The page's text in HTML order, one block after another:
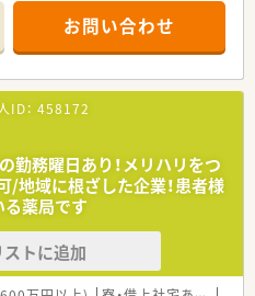
便性の充実した店舗運営で、
平均の3倍～5倍の売上を誇ってい
ッフのマネジメント、
ぞれの店舗に委譲しており、
もちろん、
を提供できるよう配慮している薬
にドラッグストア355店（内調剤併
す。
客様に必要とされる店舗を追究し
す。
お問い合わせ
ID： 458172
勤務曜日あり！メリハリをつ
域に根ざした企業！患者様
薬局です
トに追加